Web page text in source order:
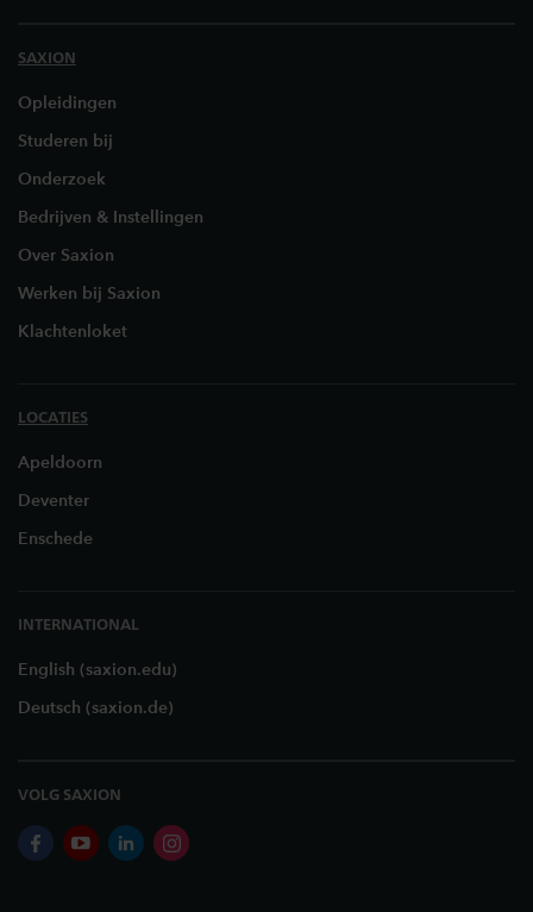
SAXION
Opleidingen
Studeren bij
Onderzoek
Bedrijven & Instellingen
Over Saxion
Werken bij Saxion
Klachtenloket
LOCATIES
Apeldoorn
Deventer
Enschede
INTERNATIONAL
English (saxion.edu)
Deutsch (saxion.de)
VOLG SAXION
facebookyoutubelinkedininstagram